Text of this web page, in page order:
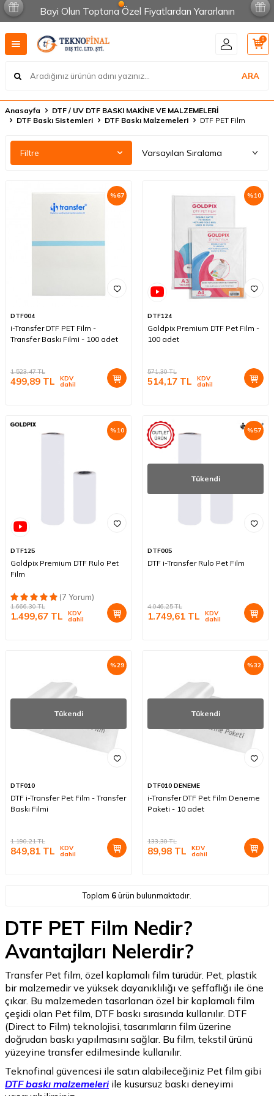
Bayi Olun Toptana Özel Fiyatlardan Yararlanın
ARA
0
Anasayfa
DTF / UV DTF BASKI MAKİNE VE MALZEMELERİ
DTF Baskı Sistemleri
DTF Baskı Malzemeleri DTF PET Film
Filtre
%67
DTF004
i-Transfer DTF PET Film -
Transfer Baskı Filmi - 100 adet
1.523,47TL
499,89 TL KDV
dahil
%10
DTF124
Goldpix Premium DTF Pet Film -
100 adet
571,30TL
514,17 TL KDV
dahil
%10
DTF125
Goldpix Premium DTF Rulo Pet
Film
(7 Yorum)
1.666,30TL
1.499,67 TL KDV
dahil
%57
Tükendi
DTF005
DTF i-Transfer Rulo Pet Film
4.046,25TL
1.749,61 TL KDV
dahil
%29
Tükendi
DTF010
DTF i-Transfer Pet Film - Transfer
Baskı Filmi
1.190,21TL
849,81 TL KDV
dahil
%32
Tükendi
DTF010 DENEME
i-Transfer DTF Pet Film Deneme
Paketi - 10 adet
133,30TL
89,98 TL KDV
dahil
Toplam 6ürün bulunmaktadır.
DTF PET Film Nedir?
Avantajları Nelerdir?
Transfer Pet film, özel kaplamalı film türüdür. Pet, plastik
bir malzemedir ve yüksek dayanıklılığı ve şeffaflığı ile öne
çıkar. Bu malzemeden tasarlanan özel bir kaplamalı film
çeşidi olan Pet film, DTF baskı sırasında kullanılır. DTF
(Direct to Film) teknolojisi, tasarımların film üzerine
doğrudan baskı yapılmasını sağlar. Bu film, tekstil ürünü
yüzeyine transfer edilmesinde kullanılır.
Teknofinal güvencesi ile satın alabileceğiniz Pet film gibi
DTF baskı malzemeleriile kusursuz baskı deneyimi